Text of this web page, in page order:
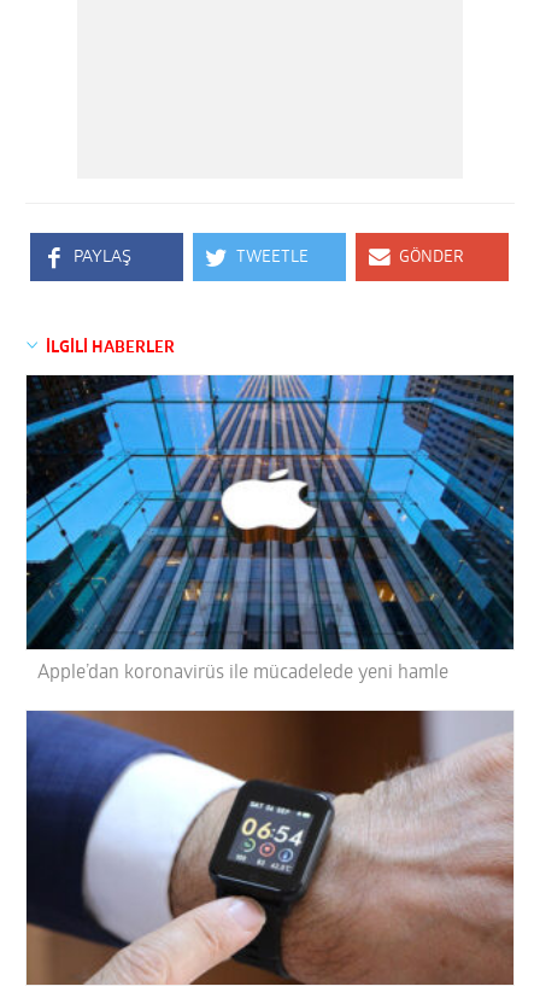
PAYLAŞ TWEETLE GÖNDER
İLGİLİ HABERLER
Apple’dan koronavirüs ile mücadelede yeni hamle